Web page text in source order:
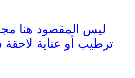
ليس المقصود هنا
ترطيب أو عناية لاحقة